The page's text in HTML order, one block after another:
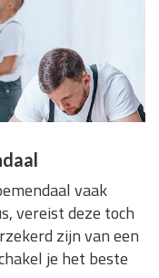
vaak
vereist deze toch
zijn van een
je het beste